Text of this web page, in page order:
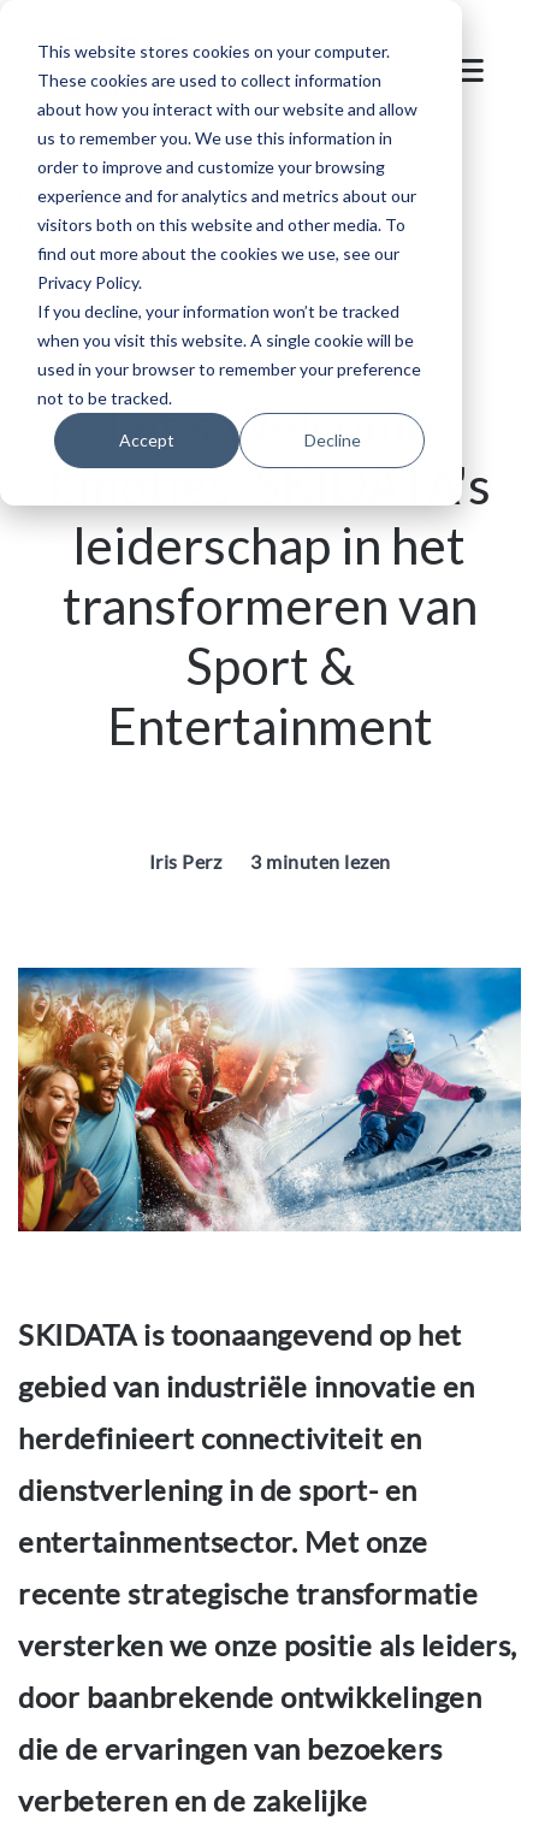
This website stores cookies on your computer.
These cookies are used to collect information
about how you interact with our website and allow
us to remember you. We use this information in
order to improve and customize your browsing
experience and for analytics and metrics about our
visitors both on this website and other media. To
find out more about the cookies we use, see our
Privacy Policy.
If you decline, your information won’t be tracked
when you visit this website. A single cookie will be
used in your browser to remember your preference
not to be tracked.
Accept Decline
Blog /Bestemming in de bergen /SKIDATA's
leiderschap in het transformeren van Sport &
Entertainment
Let’s Welcome
Emoties: SKIDATA's
leiderschap in het
transformeren van
Sport &
Entertainment
Iris Perz 3 minuten lezen
SKIDATA is toonaangevend op het
gebied van industriële innovatie en
herdefinieert connectiviteit en
dienstverlening in de sport- en
entertainmentsector. Met onze
recente strategische transformatie
versterken we onze positie als leiders,
door baanbrekende ontwikkelingen
die de ervaringen van bezoekers
verbeteren en de zakelijke